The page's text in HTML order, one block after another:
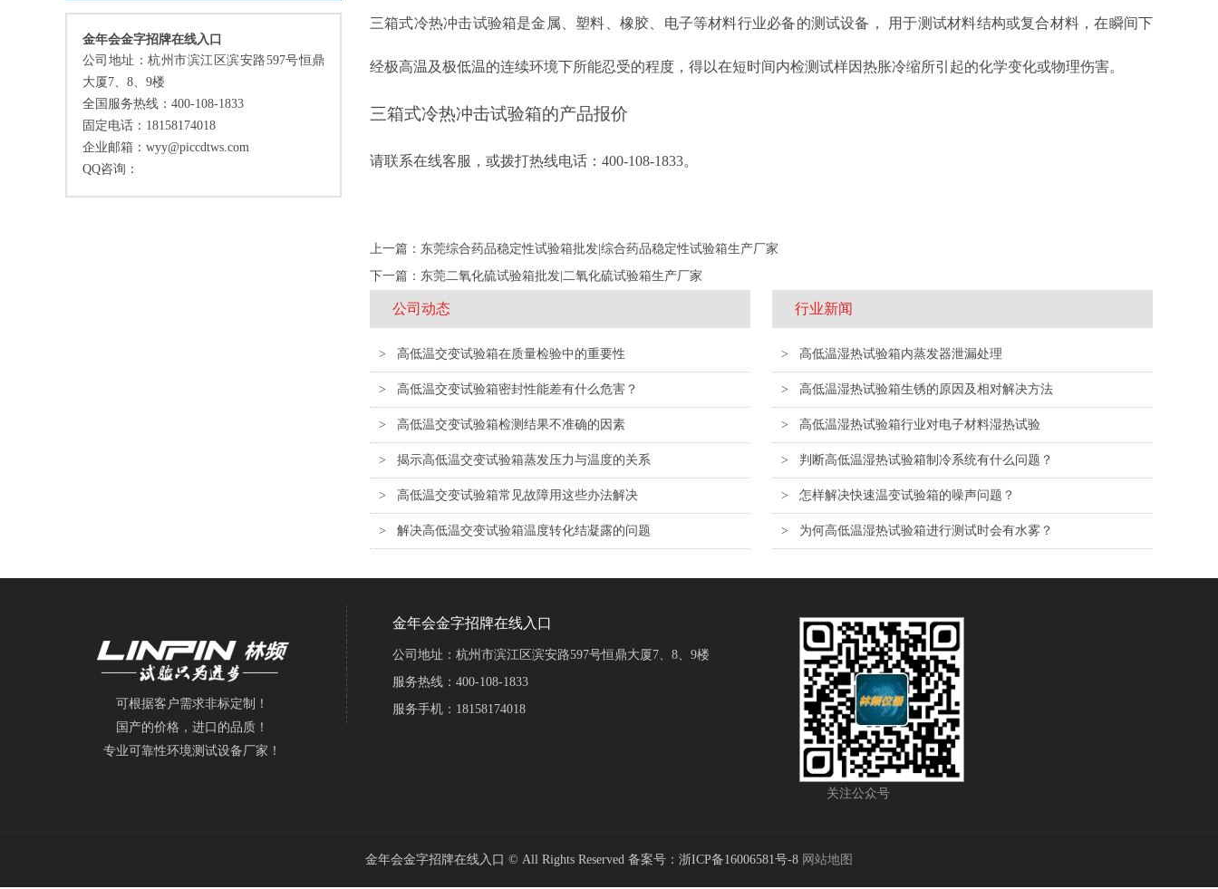
金年会金字招牌在线入口
公司地址：杭州市滨江区滨安路597号恒鼎
大厦7、8、9楼
全国服务热线：400-108-1833
固定电话：18158174018
企业邮箱：wyy@piccdtws.com
QQ咨询：
三箱式冷热冲击试验箱是金属、塑料、橡胶、电子等材料行业必备的测试设备， 用于测试材料结构或复合材料，在瞬间下
经极高温及极低温的连续环境下所能忍受的程度，得以在短时间内检测试样因热胀冷缩所引起的化学变化或物理伤害。
三箱式冷热冲击试验箱的产品报价
请联系在线客服，或拨打热线电话：400-108-1833。
上一篇： 东莞综合药品稳定性试验箱批发|综合药品稳定性试验箱生产厂家
下一篇： 东莞二氧化硫试验箱批发|二氧化硫试验箱生产厂家
公司动态
> 高低温交变试验箱在质量检验中的重要性
> 高低温交变试验箱密封性能差有什么危害？
> 高低温交变试验箱检测结果不准确的因素
> 揭示高低温交变试验箱蒸发压力与温度的关系
> 高低温交变试验箱常见故障用这些办法解决
> 解决高低温交变试验箱温度转化结凝露的问题
行业新闻
> 高低温湿热试验箱内蒸发器泄漏处理
> 高低温湿热试验箱生锈的原因及相对解决方法
> 高低温湿热试验箱行业对电子材料湿热试验
> 判断高低温湿热试验箱制冷系统有什么问题？
> 怎样解决快速温变试验箱的噪声问题？
> 为何高低温湿热试验箱进行测试时会有水雾？
可根据客户需求非标定制！
国产的价格，进口的品质！
专业可靠性环境测试设备厂家！
金年会金字招牌在线入口
公司地址：杭州市滨江区滨安路597号恒鼎大厦7、8、9楼
服务热线：400-108-1833
服务手机：18158174018
关注公众号
金年会金字招牌在线入口 © All Rights Reserved 备案号：浙ICP备16006581号-8 网站地图